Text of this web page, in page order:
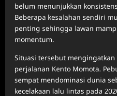
belum menunjukkan
Beberapa kesalahan sendiri
penting sehingga lawan
momentum.
Situasi tersebut
perjalanan Kento Momota.
sempat mendominasi dunia
kecelakaan lalu lintas pada